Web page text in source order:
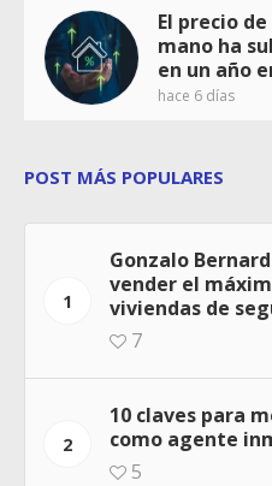
El precio
mano ha
en un año
hace 6 días
POST MÁS POPULARES
1
Gonzalo
vender el
viviendas de
7
2
10 claves para
como agente
5